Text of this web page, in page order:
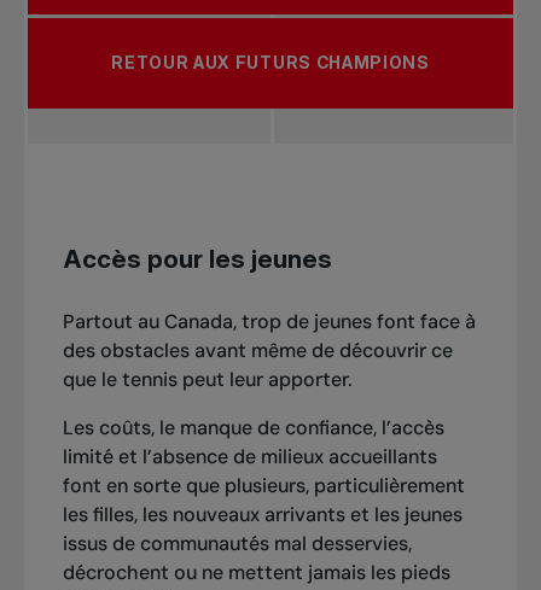
RETOUR AUX FUTURS CHAMPIONS
Accès pour les jeunes
Partout au Canada, trop de jeunes font face à
des obstacles avant même de découvrir ce
que le tennis peut leur apporter.
Les coûts, le manque de confiance, l’accès
limité et l’absence de milieux accueillants
font en sorte que plusieurs, particulièrement
les filles, les nouveaux arrivants et les jeunes
issus de communautés mal desservies,
décrochent ou ne mettent jamais les pieds